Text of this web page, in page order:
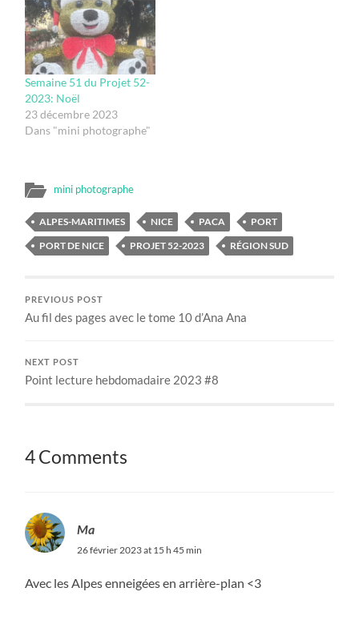
Semaine 51 du Projet 52-
2023: Noël
23 décembre 2023
Dans "mini photographe"
mini photographe
ALPES-MARITIMES NICE PACA
PORT
PORT DE NICE
PROJET 52-2023 RÉGION SUD
PREVIOUS POST
Au fil des pages avec le tome 10 d’Ana Ana
NEXT POST
Point lecture hebdomadaire 2023 #8
4 Comments
Ma
26 février 2023 at 15 h 45 min
Avec les Alpes enneigées en arrière-plan <3